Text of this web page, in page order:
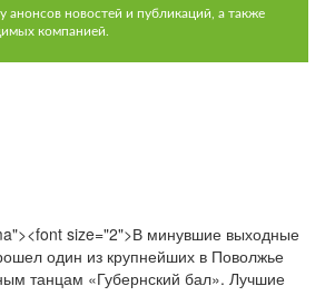
анонсов новостей и публикаций, а также
компанией.
size="2">В минувшие выходные
один из крупнейших в Поволжье
танцам «Губернский бал». Лучшие